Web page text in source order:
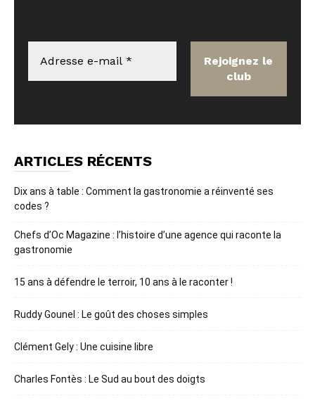
ARTICLES RÉCENTS
Dix ans à table : Comment la gastronomie a réinventé ses
codes ?
Chefs d’Oc Magazine : l’histoire d’une agence qui raconte la
gastronomie
15 ans à défendre le terroir, 10 ans à le raconter !
Ruddy Gounel : Le goût des choses simples
Clément Gely : Une cuisine libre
Charles Fontès : Le Sud au bout des doigts